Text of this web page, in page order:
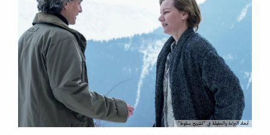
أبعاد البراءة والحقيقة في "تشريح سقوط"